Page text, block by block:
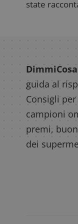
state
guida al
Consigli
campioni
premi,
dei